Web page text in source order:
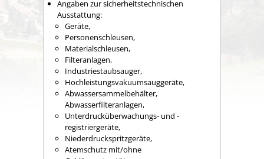
Angaben zur sicherheitstechnischen
Ausstattung:
Geräte,
Personenschleusen,
Materialschleusen,
Filteranlagen,
Industriestaubsauger,
Hochleistungsvakuumsauggeräte,
Abwassersammelbehälter,
Abwasserfilteranlagen,
Unterdrucküberwachungs- und -
registriergeräte,
Niederdruckspritzgeräte,
Atemschutz mit/ohne